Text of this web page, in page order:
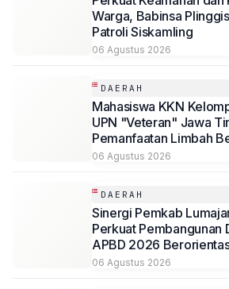
Warga, Babinsa
Patroli Siskamling
06 Agustus 2026
DAERAH
Mahasiswa KKN
UPN "Veteran" Jawa
Pemanfaatan Limbah
Desa Mojoduwur
06 Agustus 2026
DAERAH
Sinergi Pemkab
Perkuat Pembangunan
APBD 2026
Kesejahteraan
06 Agustus 2026